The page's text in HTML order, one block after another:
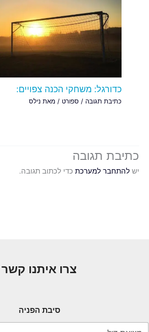
כדורגל: משחקי הכנה צפויים:
כתיבת תגובה / ספורט / מאת נילס
כתיבת תגובה
יש להתחבר למערכת כדי לכתוב תגובה.
צרו איתנו קשר
סיבת הפניה